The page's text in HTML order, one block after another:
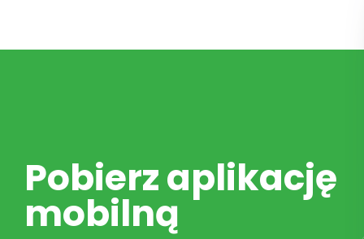
Pobierz aplikację
mobilną